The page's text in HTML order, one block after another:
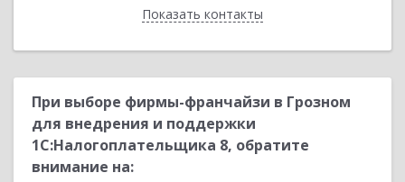
Показать контакты
Назад
При выборе фирмы-франчайзи в Грозном
для внедрения и поддержки
1С:Налогоплательщика 8, обратите
внимание на: